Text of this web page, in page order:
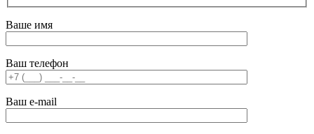
Ваше имя
Ваш телефон
Ваш e-mail